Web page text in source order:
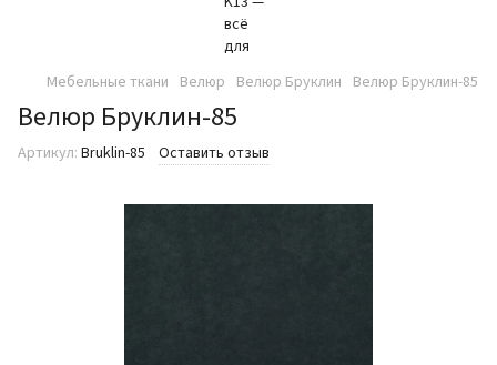
Мебельные ткани Велюр Велюр Бруклин Велюр Бруклин-85
Велюр Бруклин-85
Артикул: Bruklin-85 Оставить отзыв